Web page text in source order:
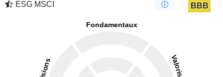
ESG MSCI
BBB